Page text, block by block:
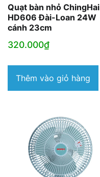
Quạt bàn nhỏ ChingHai
HD606 Đài-Loan 24W
cánh 23cm
320.000₫
Thêm vào giỏ hàng